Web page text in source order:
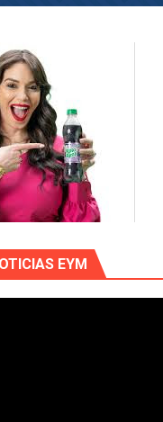
EYM